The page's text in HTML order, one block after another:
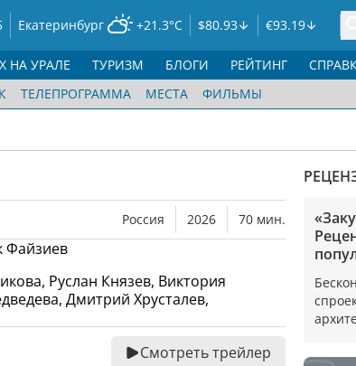
Екатеринбург +21.3°C $80.93 €93.19
ТЕЛЕПРОГРАММА МЕСТА ФИЛЬМЫ
НА УРАЛЕ ТУРИЗМ БЛОГИ РЕЙТИНГ
Смотреть трейлер
Россия 2026 70 мин.
Файзиев
Руслан Князев, Виктория
Дмитрий Хрусталев,